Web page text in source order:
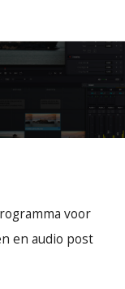
voor
en audio post